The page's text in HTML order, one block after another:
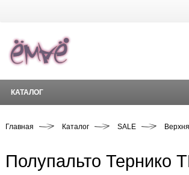
КАТАЛОГ
Главная Каталог SALE
Полупальто Тернико